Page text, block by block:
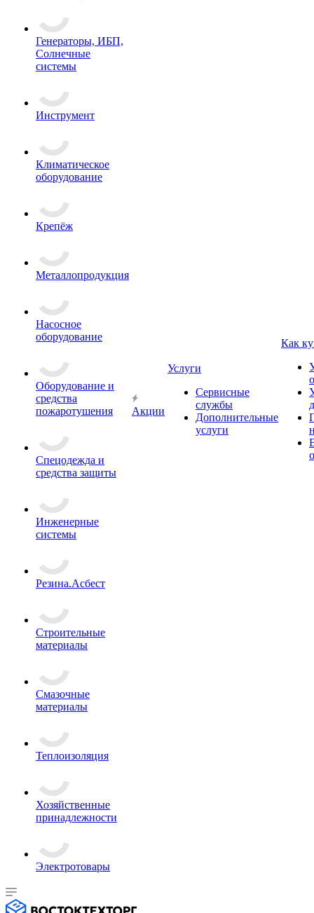
Генераторы, ИБП,
Солнечные
системы
Инструмент
Климатическое
оборудование
Крепёж
Металлопродукция
Насосное
оборудование
Оборудование и
средства
пожаротушения
Спецодежда и
средства защиты
Инженерные
системы
Резина.Асбест
Строительные
материалы
Смазочные
материалы
Теплоизоляция
Хозяйственные
принадлежности
Электротовары
Акции
Услуги
Сервисные
службы
Дополнительные
услуги
Как